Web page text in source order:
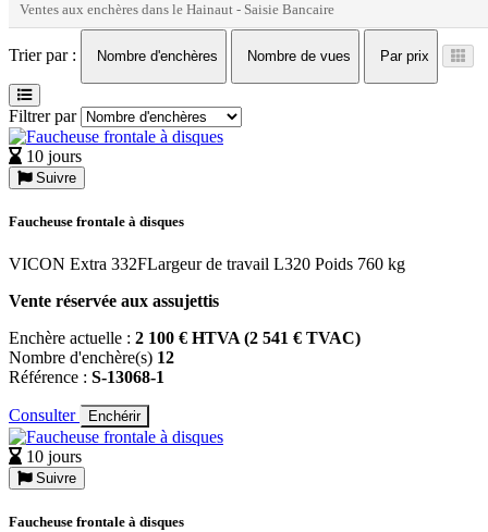
Ventes aux enchères dans le Hainaut - Saisie Bancaire
Trier par : Nombre d'enchères Nombre de vues Par prix
Filtrer par
10 jours
Suivre
Faucheuse frontale à disques
VICON Extra 332FLargeur de travail L320 Poids 760 kg
Vente réservée aux assujettis
Enchère actuelle : 2 100 € HTVA (2 541 € TVAC)
Nombre d'enchère(s) 12
Référence : S-13068-1
Consulter Enchérir
10 jours
Suivre
Faucheuse frontale à disques